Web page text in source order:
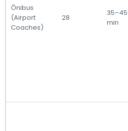
Ônibus
(Airport
Coaches)
28
35–45
min